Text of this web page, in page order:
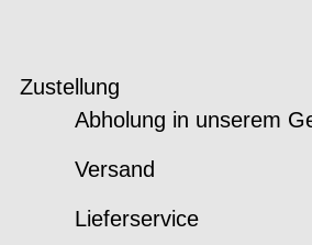
Zustellung
Abholung in unserem
Versand
Lieferservice